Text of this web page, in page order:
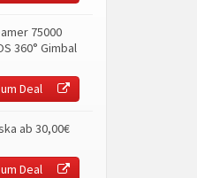
75000
360° Gimbal
Deal
ab 30,00€
Deal